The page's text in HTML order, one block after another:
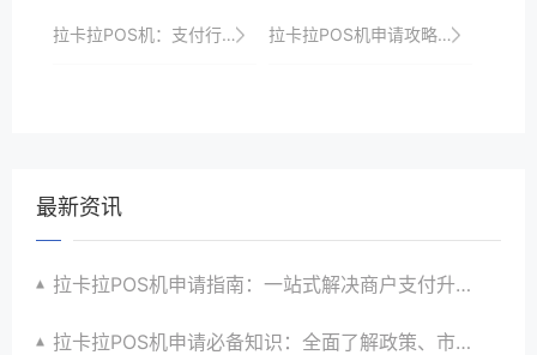
拉卡拉POS机：支付行业的创新典范 拉卡拉POS机申请攻略：如何避免申请失败？
最新资讯
拉卡拉POS机申请指南：一站式解决商户支付升级、智能化与创新需求
拉卡拉POS机申请必备知识：全面了解政策、市场、技术与创新趋势